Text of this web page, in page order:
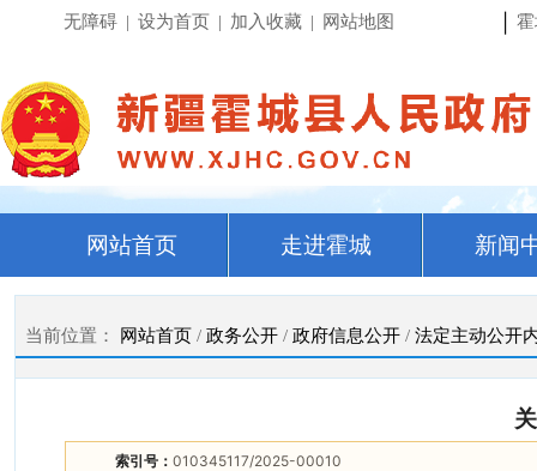
无障碍 | 设为首页 | 加入收藏 | 网站地图
网站首页 走进霍城 新闻
当前位置： 网站首页 / 政务公开 / 政府信息公开 / 法定主动公开
索引号： 010345117/2025-00010